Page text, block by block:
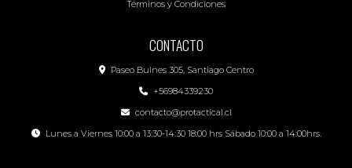
Términos y Condiciones
CONTACTO
Paseo Bulnes 305, Santiago Centro
+56984339230
contacto@protactical.cl
Lunes a Viernes 10:00 a 13:30-14:30 18:00 hrs Sábado 10:00 a 14:00hrs.